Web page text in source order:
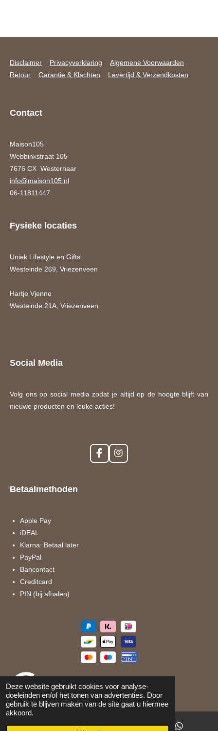
Deze website gebruikt cookies voor analyse-
doeleinden en/of het tonen van advertenties. Door
gebruik te blijven maken van de site gaat u hiermee
akkoord.
Disclaimer Privacyverklaring
Algemene Voorwaarden
Retour
Garantie & Klachten Levertijd & Verzendkosten
Contact
Maison105
Webbinkstraat 105
7676 CX Westerhaar
info@maison105.nl
06-11811447
Fysieke locaties
Uniek Lifestyle en Gifts
Westeinde 269, Vriezenveen
Hartje Vjenne
Westeinde 21A, Vriezenveen
Social Media
Volg ons op social media zodat je altijd op de hoogte blijft van
nieuwe producten en leuke acties!
F
a
I
n
Betaalmethoden
Apple Pay
iDEAL
Klarna: Betaal later
PayPal
Bancontact
Creditcard
PIN (bij afhalen)
©2026Maison 105